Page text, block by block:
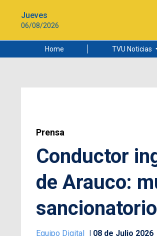
Jueves
06/08/2026
Home TVU Noticias
Ciudad
Prensa
Conductor
de Arauco:
sancionatorio
Equipo Digital 08 de Julio 2026